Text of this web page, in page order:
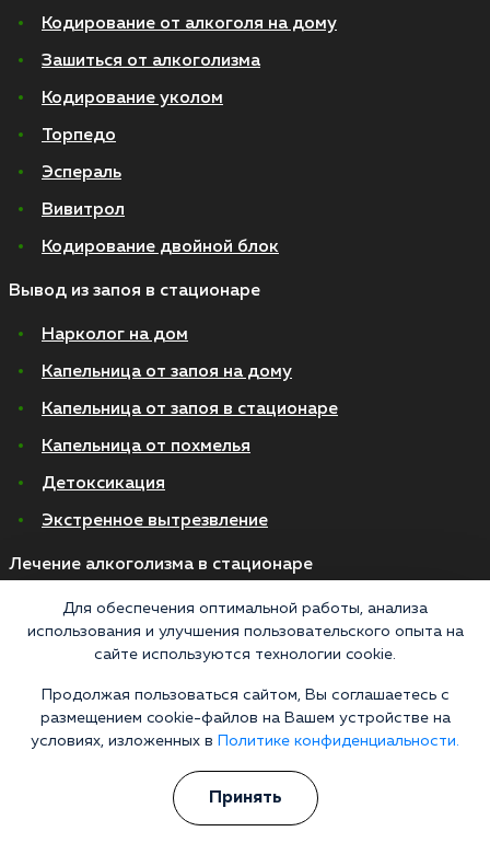
Кодирование от алкоголя на дому
Зашиться от алкоголизма
Кодирование уколом
Торпедо
Эспераль
Вивитрол
Кодирование двойной блок
Вывод из запоя в стационаре
Нарколог на дом
Капельница от запоя на дому
Капельница от запоя в стационаре
Капельница от похмелья
Детоксикация
Экстренное вытрезвление
Лечение алкоголизма в стационаре
На дому
В стационаре
Хронический алкоголизм
Пивной алкоголизм
Для обеспечения оптимальной работы, анализа
использования и улучшения пользовательского опыта на
сайте используются технологии cookie.
Продолжая пользоваться сайтом, Вы соглашаетесь с
размещением cookie-файлов на Вашем устройстве на
условиях, изложенных в
Политике конфиденциальности.
Принять